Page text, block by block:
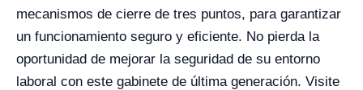
mecanismos de cierre de tres puntos, para garantizar
un funcionamiento seguro y eficiente. No pierda la
oportunidad de mejorar la seguridad de su entorno
laboral con este gabinete de última generación. Visite